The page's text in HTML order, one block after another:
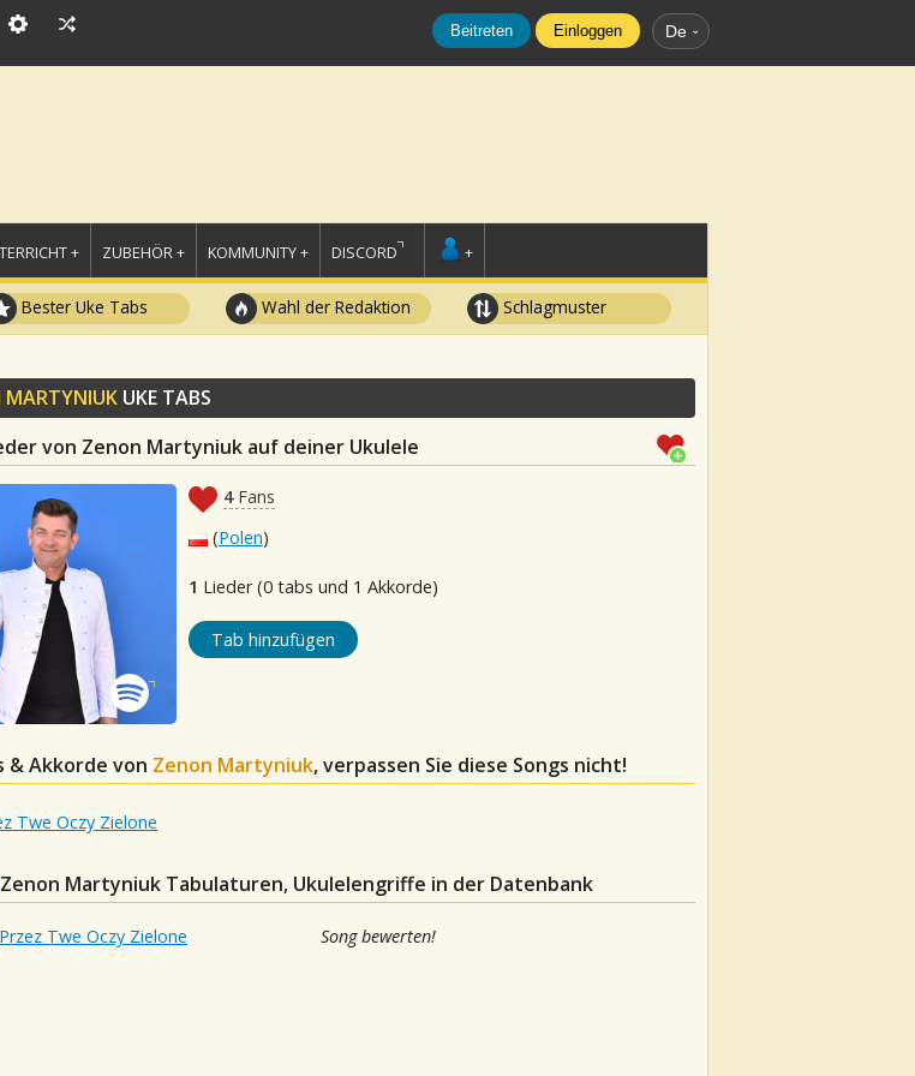
Beitreten Einloggen De
+ ZUBEHÖR + KOMMUNITY + DISCORD +
Bester Uke Tabs Wahl der Redaktion Schlagmuster
MARTYNIUK UKE TABS
von Zenon Martyniuk auf deiner Ukulele
4Fans
(Polen)
1 Lieder (0 tabs und 1 Akkorde)
Tab hinzufügen
& Akkorde von Zenon Martyniuk, verpassen Sie diese Songs nicht!
Twe Oczy Zielone
Zenon Martyniuk Tabulaturen, Ukulelengriffe in der Datenbank
Przez Twe Oczy Zielone Song bewerten!